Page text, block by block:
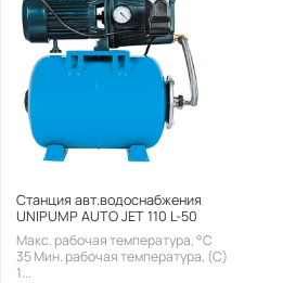
Станция авт.водоснабжения
UNIPUMP AUTO JET 110 L-50
Макс. рабочая температура, °С
35 Мин. рабочая температура, (С)
1...